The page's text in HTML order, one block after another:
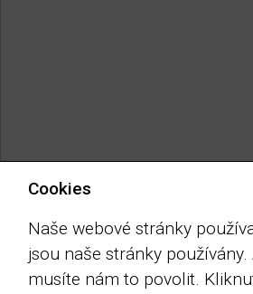
Cookies
Naše webové stránky
jsou naše stránky
musíte nám to povolit.